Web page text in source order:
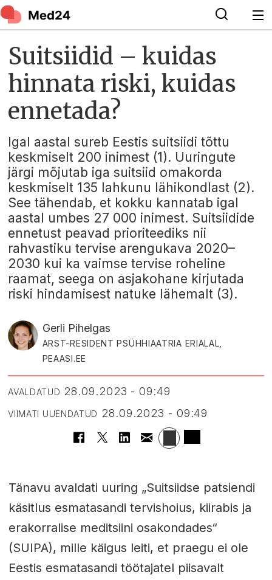
Suitsiidid – kuidas
hinnata riski, kuidas
ennetada?
Igal aastal sureb Eestis suitsiidi tõttu
keskmiselt 200 inimest (1). Uuringute
järgi mõjutab iga suitsiid omakorda
keskmiselt 135 lahkunu lähikondlast (2).
See tähendab, et kokku kannatab igal
aastal umbes 27 000 inimest. Suitsiidide
ennetust peavad prioriteediks nii
rahvastiku tervise arengukava 2020–
2030 kui ka vaimse tervise roheline
raamat, seega on asjakohane kirjutada
riski hindamisest natuke lähemalt (3).
Gerli Pihelgas
ARST-RESIDENT PSÜHHIAATRIA ERIALAL,
PEAASI.EE
AVALDATUD 28.09.2023 - 09:49
VIIMATI UUENDATUD 28.09.2023 - 09:49
Tänavu avaldati uuring „Suitsiidse patsiendi
käsitlus esmatasandi tervishoius, kiirabis ja
erakorralise meditsiini osakondades“
(SUIPA), mille käigus leiti, et praegu ei ole
Eestis esmatasandi töötajatel piisavalt